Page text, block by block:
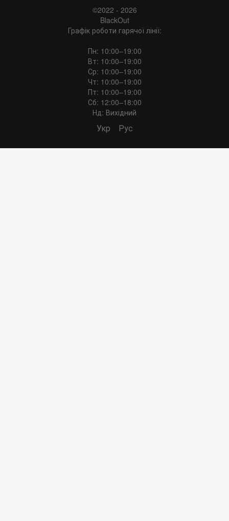
©2022 - 2026
BlackOut
Графік роботи гарячої лінії:
Пн: 10:00–19:00
Вт: 10:00–19:00
Ср: 10:00–19:00
Чт: 10:00–19:00
Пт: 10:00–19:00
Сб: 12:00–18:00
Нд: Вихідний
Укр Рус